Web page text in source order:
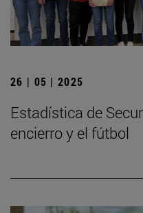
26 | 05 | 2025
Estadística de
encierro y el fútbol